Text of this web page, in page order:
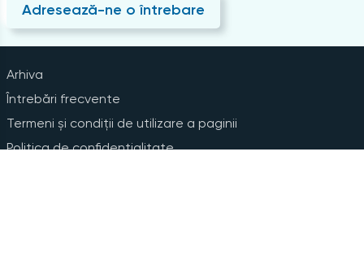
Adresează-ne o întrebare
Arhiva
Întrebări frecvente
Termeni și condiții de utilizare a paginii
Politica de confidențialitate